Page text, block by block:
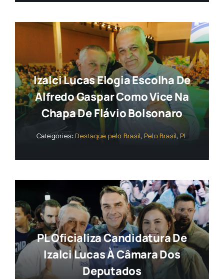
Izalci Lucas Elogia Escolha De
Alfredo Gaspar Como Vice Na
Chapa De Flávio Bolsonaro
Categories: Destaque pelo Brasil, Pelo Brasil, PL
PL Oficializa Candidatura De
Izalci Lucas À Câmara Dos
Deputados